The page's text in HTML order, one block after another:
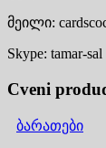
მეილი:
Skype: tamar-sal
Cveni
ბარათები